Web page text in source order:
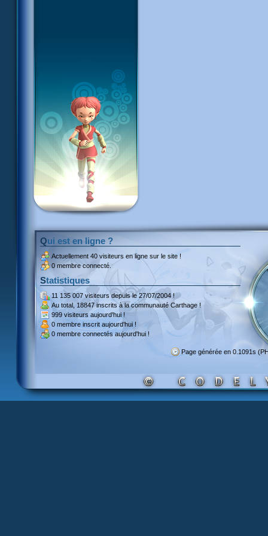
Qui est en ligne ?
Actuellement 40 visiteurs en ligne sur le site !
0 membre connecté.
Statistiques
11 135 007 visiteursdepuis le 27/07/2004 !
Au total, 18847 inscritsà la communauté Carthage !
999 visiteurs aujourd'hui !
0 membre inscrit aujourd'hui !
0 membre connectés aujourd'hui !
Page générée en 0.1091s